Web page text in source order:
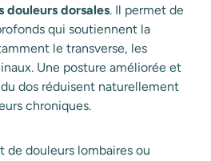
douleurs dorsales. Il permet de
qui soutiennent la
le transverse, les
Une posture améliorée et
dos réduisent naturellement
chroniques.
de douleurs lombaires ou